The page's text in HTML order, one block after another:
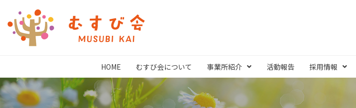
HOME むすび会について 事業所紹介 活動報告 採用情報